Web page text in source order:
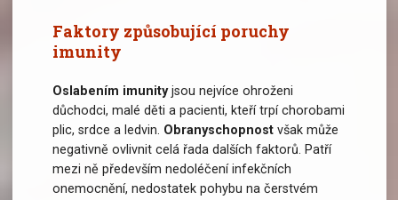
Faktory způsobující poruchy
imunity
Oslabením imunityjsou nejvíce ohroženi
důchodci, malé děti a pacienti, kteří trpí chorobami
plic, srdce a ledvin. Obranyschopnostvšak může
negativně ovlivnit celá řada dalších faktorů. Patří
mezi ně především nedoléčení infekčních
onemocnění, nedostatek pohybu na čerstvém